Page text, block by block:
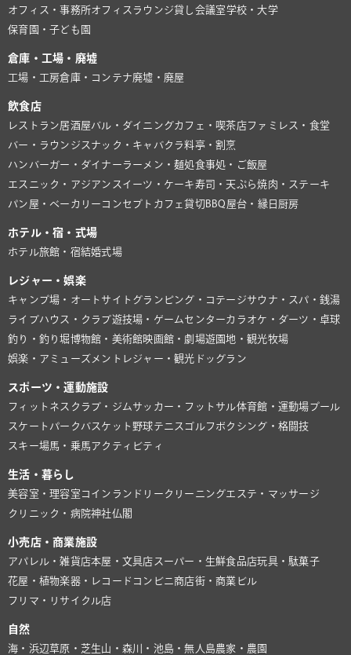
オフィス・事務所オフィスラウンジ貸し会議室学校・大学
保育園・子ども園
倉庫・工場・廃墟
工場・工房倉庫・コンテナ廃墟・廃屋
飲食店
レストラン居酒屋バル・ダイニングカフェ・喫茶店ファミレス・食堂
バー・ラウンジ スナック・キャバクラ料亭・割烹
ハンバーガー・ダイナーラーメン・麺処食事処・ご飯屋
エスニック・アジアン スイーツ・ケーキ寿司・天ぷら焼肉・ステーキ
パン屋・ベーカリー コンセプトカフェ貸切BBQ 屋台・縁日 厨房
ホテル・宿・式場
ホテル旅館・宿結婚式場
レジャー・娯楽
キャンプ場・オートサイト グランピング・コテージサウナ・スパ・銭湯
ライブハウス・クラブ遊技場・ゲームセンターカラオケ・ダーツ・卓球
釣り・釣り堀博物館・美術館映画館・劇場遊園地・観光牧場
娯楽・アミューズメント レジャー・観光 ドッグラン
スポーツ・運動施設
フィットネスクラブ・ジム サッカー・フットサル体育館・運動場プール
スケートパーク バスケット 野球テニス ゴルフ ボクシング・格闘技
スキー場馬・乗馬アクティビティ
生活・暮らし
美容室・理容室 コインランドリー クリーニングエステ・マッサージ
クリニック・病院神社仏閣
小売店・商業施設
アパレル・雑貨店本屋・文具店 スーパー・生鮮食品店玩具・駄菓子
花屋・植物楽器・レコード コンビニ商店街・商業ビル
フリマ・リサイクル店
自然
海・浜辺草原・芝生山・森川・池島・無人島農家・農園